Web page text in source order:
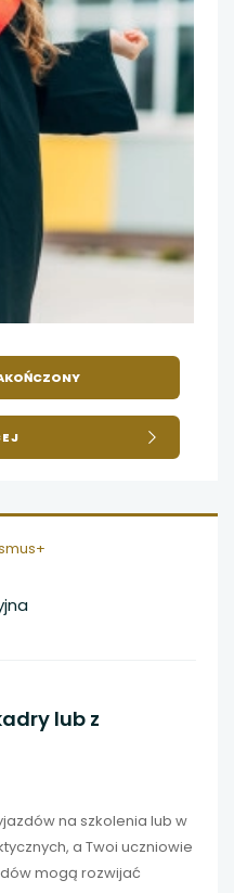
O
STUDIUJ
lub z
na szkolenia lub w
a Twoi uczniowie
mogą rozwijać